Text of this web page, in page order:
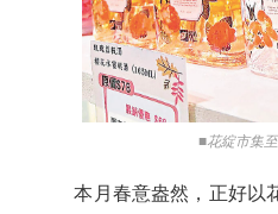
■花綻市集至
本月春意盎然，正好以